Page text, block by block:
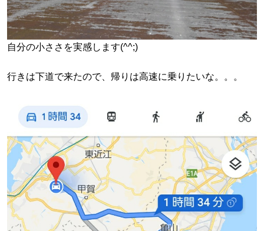
自分の小ささを実感します(^^;)
行きは下道で来たので、帰りは高速に乗りたいな。。。